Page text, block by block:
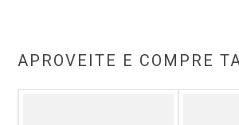
APROVEITE E COMPRE